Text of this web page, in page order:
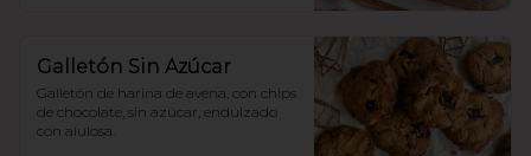
Galletón Sin Azúcar
Galletón de harina de avena, con chips
de chocolate, sin azúcar, endulzado
con alulosa.